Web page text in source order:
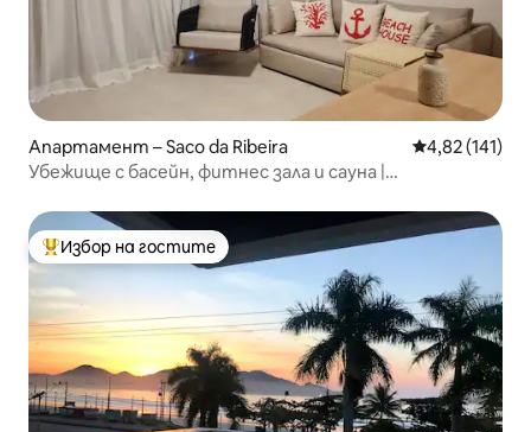
Апартамент – Saco da Ribeira Средна
4,82 (141)
Убежище с басейн, фитнес зала и сауна |
Най-популярен избор на гостите
Избор на гостите